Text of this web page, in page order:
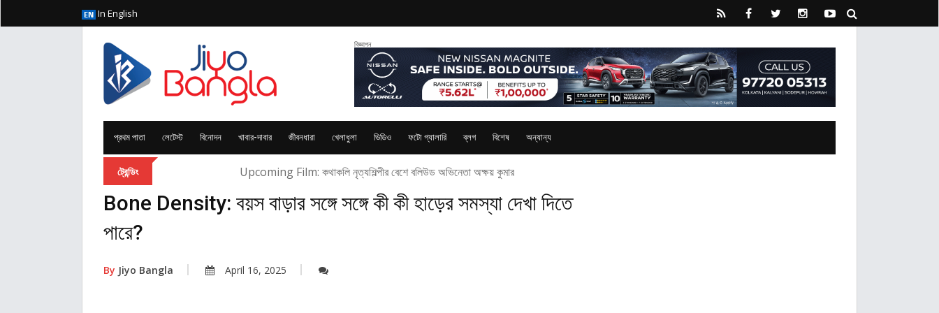
In English
বিজ্ঞাপন
প্রথম পাতা লেটেস্ট বিনোদন খাবার-দাবার জীবনধারা খেলাধুলা ভিডিও ফটো গ্যালারি ব্লগ বিশেষ অন্যান্য
ট্রেন্ডিং Bengali Serial Trp: এই সপ্তাহের টিআরপি লিস্টে কোন সিরিয়াল কত নম্বরে?
Bone Density: বয়স বাড়ার সঙ্গে সঙ্গে কী কী হাড়ের সমস্যা দেখা দিতে
পারে?
By Jiyo Bangla April 16, 2025